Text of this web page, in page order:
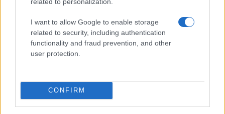
I want to allow Google to enable storage
related to security, including authentication
functionality and fraud prevention, and other
user protection.
CONFIRM
Salmo finisce in ospedale a Catania, ma il tour
va avanti: “Sicilia, ci sono”